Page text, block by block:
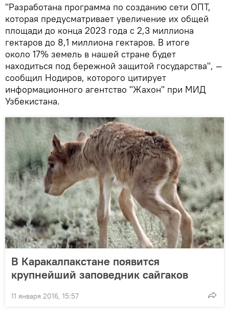
"Разработана программа по созданию сети ОПТ,
которая предусматривает увеличение их общей
площади до конца 2023 года с 2,3 миллиона
гектаров до 8,1 миллиона гектаров. В итоге
около 17% земель в нашей стране будет
находиться под бережной защитой государства", —
сообщил Нодиров, которого цитирует
информационного агентство "Жахон" при МИД
Узбекистана.
В Каракалпакстане появится
крупнейший заповедник сайгаков
11 января 2016, 15:57